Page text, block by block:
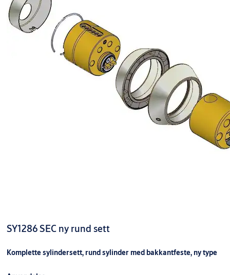
SY1286 SEC ny rund sett
Komplette sylindersett, rund sylinder med bakkantfeste, ny type